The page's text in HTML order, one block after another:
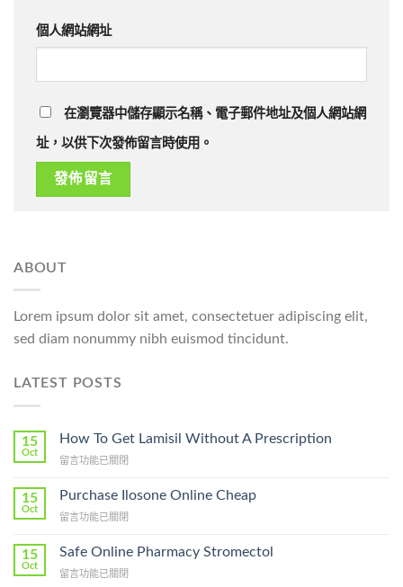
個人網站網址
在瀏覽器中儲存顯示名稱、電子郵件地址及個人網站網
址，以供下次發佈留言時使用。
ABOUT
Lorem ipsum dolor sit amet, consectetuer adipiscing elit,
sed diam nonummy nibh euismod tincidunt.
LATEST POSTS
15
Oct
How To Get Lamisil Without A Prescription
在
To
Lamisil
A
Prescription〉
留言功能已關閉
15
Oct
Purchase Ilosone Online Cheap
在
Ilosone
Cheap〉
留言功能已關閉
15
Oct
Safe Online Pharmacy Stromectol
在
留言功能已關閉